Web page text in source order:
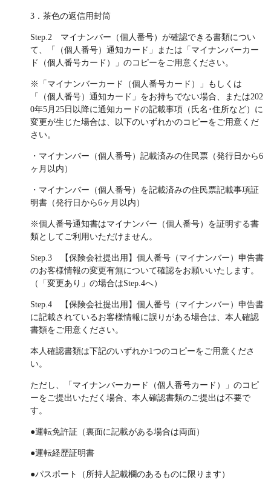
3．茶色の返信用封筒
Step.2 マイナンバー（個人番号）が確認できる書類につい
て、「（個人番号）通知カード」または「マイナンバーカー
ド（個人番号カード）」のコピーをご用意ください。
※「マイナンバーカード（個人番号カード）」もしくは
「（個人番号）通知カード」をお持ちでない場合、または202
0年5月25日以降に通知カードの記載事項（氏名･住所など）に
変更が生じた場合は、以下のいずれかのコピーをご用意くだ
さい。
・マイナンバー（個人番号）記載済みの住民票（発行日から6
ヶ月以内）
・マイナンバー（個人番号）を記載済みの住民票記載事項証
明書（発行日から6ヶ月以内）
※個人番号通知書はマイナンバー（個人番号）を証明する書
類としてご利用いただけません。
Step.3 【保険会社提出用】個人番号（マイナンバー）申告書
のお客様情報の変更有無について確認をお願いいたします。
（「変更あり」の場合はStep.4へ）
Step.4 【保険会社提出用】個人番号（マイナンバー）申告書
に記載されているお客様情報に誤りがある場合は、本人確認
書類をご用意ください。
本人確認書類は下記のいずれか1つのコピーをご用意くださ
い。
ただし、「マイナンバーカード（個人番号カード）」のコピ
ーをご提出いただく場合、本人確認書類のご提出は不要で
す。
●運転免許証（裏面に記載がある場合は両面）
●運転経歴証明書
●パスポート（所持人記載欄のあるものに限ります）